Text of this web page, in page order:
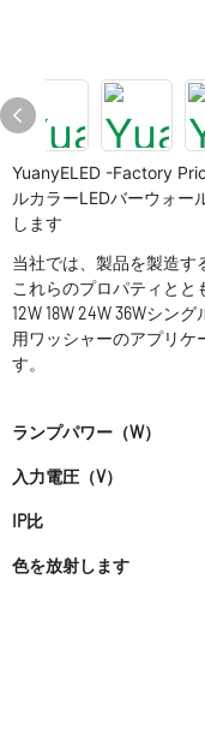
YuanyELED -Factory
ルカラーLEDバーウォー
します
当社では、製品を製造す
これらのプロパティとと
12W 18W 24W 36Wシン
用ワッシャーのアプリケ
す。
ランプパワー（W）
入力電圧（V）
IP比
色を放射します